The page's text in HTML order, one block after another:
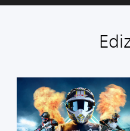
n
d